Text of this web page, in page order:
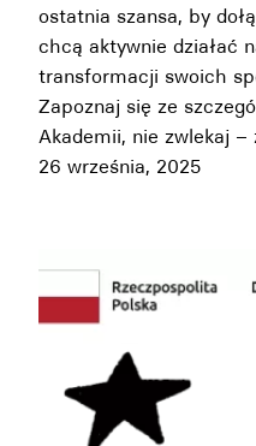
ostatnia szansa, by
chcą aktywnie działać
transformacji swoich
Zapoznaj się ze
Akademii, nie zwlekaj –
26 września, 2025